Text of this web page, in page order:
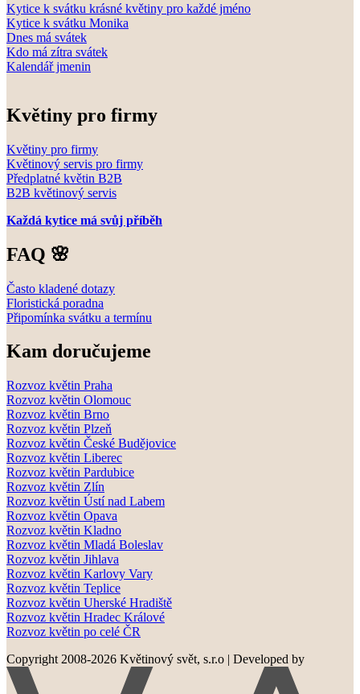
Kytice k svátku krásné květiny pro každé jméno
Kytice k svátku Monika
Dnes má svátek
Kdo má zítra svátek
Kalendář jmenin
Květiny pro firmy
Květiny pro firmy
Květinový servis pro firmy
Předplatné květin B2B
B2B květinový servis
Každá kytice má svůj příběh
FAQ 🌸
Často kladené dotazy
Floristická poradna
Připomínka svátku a termínu
Kam doručujeme
Rozvoz květin Praha
Rozvoz květin Olomouc
Rozvoz květin Brno
Rozvoz květin Plzeň
Rozvoz květin České Budějovice
Rozvoz květin Liberec
Rozvoz květin Pardubice
Rozvoz květin Zlín
Rozvoz květin Ústí nad Labem
Rozvoz květin Opava
Rozvoz květin Kladno
Rozvoz květin Mladá Boleslav
Rozvoz květin Jihlava
Rozvoz květin Karlovy Vary
Rozvoz květin Teplice
Rozvoz květin Uherské Hradiště
Rozvoz květin Hradec Králové
Rozvoz květin po celé ČR
Copyright 2008-2026 Květinový svět, s.r.o | Developed by